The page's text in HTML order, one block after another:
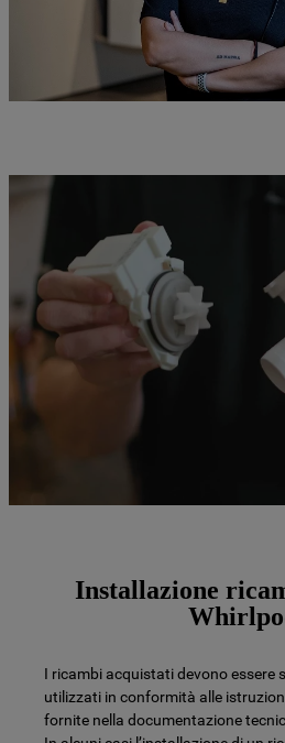
Installazione
I ricambi acquistati devono essere
utilizzati in conformità alle
fornite nella documentazione